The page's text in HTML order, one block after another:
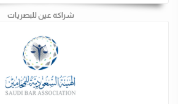
شراكة عين للبصريات